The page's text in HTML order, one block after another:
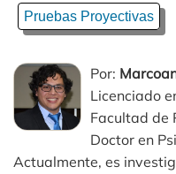
Pruebas Proyectivas
Por:
Licenciado
Facultad de
Doctor en
Actualmente, es